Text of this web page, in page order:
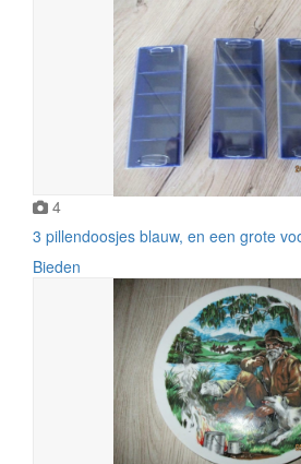
4
3 pillendoosjes blauw, en een grote
Bieden